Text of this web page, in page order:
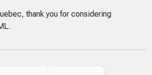
thank you for considering